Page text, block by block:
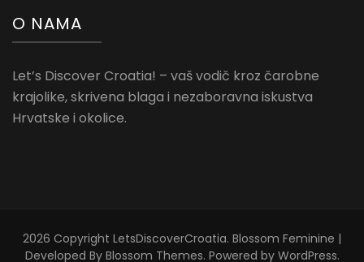
O NAMA
Let’s Discover Croatia! – vaš vodič kroz čarobne
krajolike, skrivena blaga i nezaboravna iskustva
Hrvatske i okolice.
2026 Copyright LetsDiscoverCroatia. Blossom Feminine |
Developed By Blossom Themes. Powered by WordPress.